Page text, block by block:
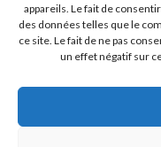
appareils. Le fait de
des données telles que le
ce site. Le fait de ne pas
un effet négatif sur